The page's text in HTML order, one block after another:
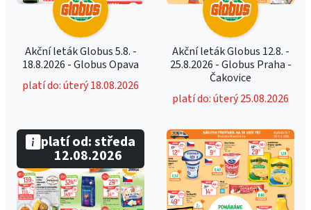
Akční leták Globus 5.8. -
18.8.2026 - Globus Opava
platí do: úterý 18.08.2026
Akční leták Globus 12.8. -
25.8.2026 - Globus Praha -
Čakovice
platí do: úterý 25.08.2026
platí od: středa
12.08.2026